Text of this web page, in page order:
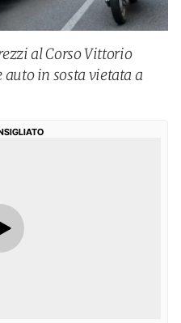
al Corso Vittorio
in sosta vietata a